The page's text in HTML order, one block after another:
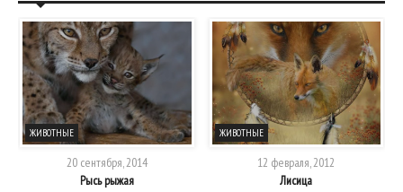
ЖИВОТНЫЕ
20 сентября, 2014
Рысь рыжая
ЖИВОТНЫЕ
12 февраля, 2012
Лисица